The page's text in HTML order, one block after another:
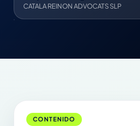
CATALA REINON ADVOCATS SLP
CONTENIDO